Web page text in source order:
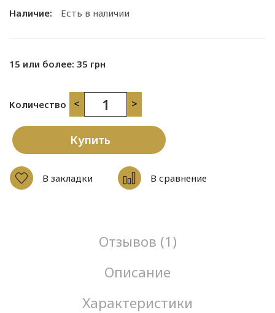
Наличие:
Есть в наличии
15 или более: 35 грн
Количество < >
Купить
В закладки В сравнение
Отзывов (1)
Описание
Характеристики